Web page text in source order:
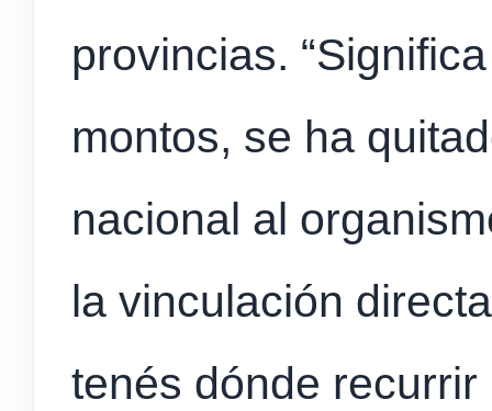
provincias.
montos, se ha
nacional al
la vinculación
tenés dónde